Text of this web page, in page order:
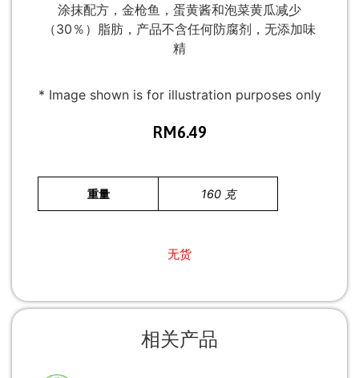
涂抹配方，金枪鱼，蛋黄酱和泡菜黄瓜减少
（30％）脂肪，产品不含任何防腐剂，无添加味
精
* Image shown is for illustration purposes only
RM6.49
重量 160 克
无货
相关产品